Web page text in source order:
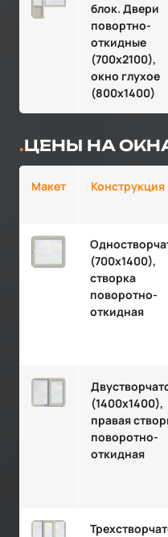
блок. Двери
повортно-
откидные
(700х2100),
окно глухое
(800х1400)
ЦЕНЫ НА ОКНА
Макет Конструкция
(700х1400),
створка
поворотно-
откидная
(1400х1400),
правая
поворотно-
откидная